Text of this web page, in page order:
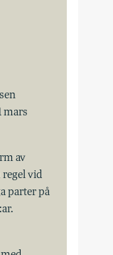
mars
av
vid
parter på